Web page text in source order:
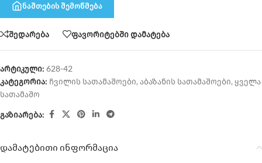
ნაშთების შემოწმება
შედარება ფავორიტებში დამატება
არტიკული: 628-42
კატეგორია: ჩვილის სათამაშოები,აბაზანის სათამაშოები,ყველა
სათამაშო
გაზიარება:
დამატებითი ინფორმაცია